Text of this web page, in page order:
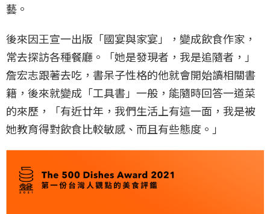
藝。
後來因王宣一出版「國宴與家宴」，變成飲食作家，
常去探訪各種餐廳。「她是發現者，我是追隨者，」
詹宏志跟著去吃，書呆子性格的他就會開始讀相關書
籍，後來就變成「工具書」一般，能隨時回答一道菜
的來歷，「有近廿年，我們生活上有這一面，我是被
她教育得對飲食比較敏感、而且有些態度。」